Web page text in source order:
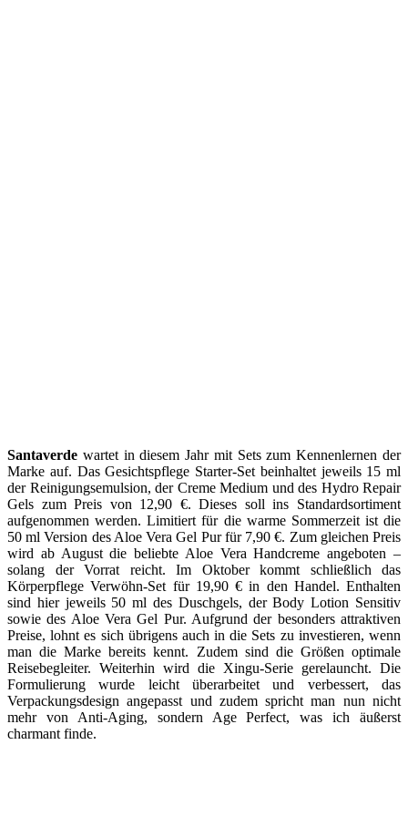
Santaverde wartet in diesem Jahr mit Sets zum Kennenlernen der
Marke auf. Das Gesichtspflege Starter-Set beinhaltet jeweils 15 ml
der Reinigungsemulsion, der Creme Medium und des Hydro Repair
Gels zum Preis von 12,90 €. Dieses soll ins Standardsortiment
aufgenommen werden. Limitiert für die warme Sommerzeit ist die
50 ml Version des Aloe Vera Gel Pur für 7,90 €. Zum gleichen Preis
wird ab August die beliebte Aloe Vera Handcreme angeboten –
solang der Vorrat reicht. Im Oktober kommt schließlich das
Körperpflege Verwöhn-Set für 19,90 € in den Handel. Enthalten
sind hier jeweils 50 ml des Duschgels, der Body Lotion Sensitiv
sowie des Aloe Vera Gel Pur. Aufgrund der besonders attraktiven
Preise, lohnt es sich übrigens auch in die Sets zu investieren, wenn
man die Marke bereits kennt. Zudem sind die Größen optimale
Reisebegleiter. Weiterhin wird die Xingu-Serie gerelauncht. Die
Formulierung wurde leicht überarbeitet und verbessert, das
Verpackungsdesign angepasst und zudem spricht man nun nicht
mehr von Anti-Aging, sondern Age Perfect, was ich äußerst
charmant finde.